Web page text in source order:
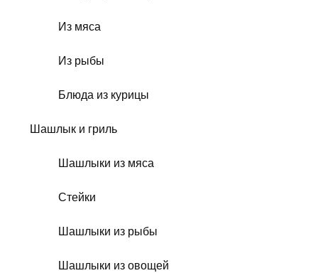
Из мяса
Из рыбы
Блюда из курицы
Шашлык и гриль
Шашлыки из мяса
Стейки
Шашлыки из рыбы
Шашлыки из овощей